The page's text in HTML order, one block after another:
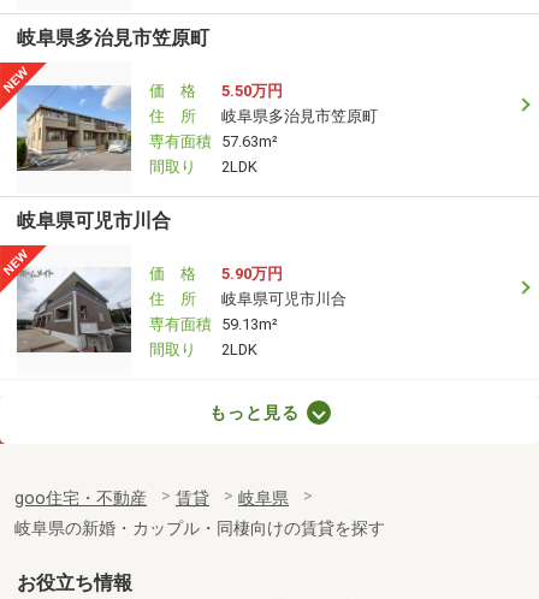
岐阜県多治見市笠原町
価 格
5.50万円
住 所
岐阜県多治見市笠原町
専有面積 57.63m²
間取り
2LDK
岐阜県可児市川合
価 格
5.90万円
住 所
岐阜県可児市川合
専有面積 59.13m²
間取り
2LDK
岐阜県多治見市生田町５
専有面積
57.64m²
間取り
2LDK
岐阜県土岐市泉町大富
もっと見る
goo住宅・不動産 賃貸
岐阜県
岐阜県の新婚・カップル・同棲向けの賃貸を探す
お役立ち情報